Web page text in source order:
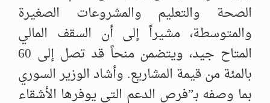
الصحة والتعليم والمشروعات الصغيرة
والمتوسطة، مشيراً إلى أن السقف المالي
المتاح جيد، ويتضمن منحاً قد تصل إلى 60
بالمئة من قيمة المشاريع. وأشاد الوزير السوري
بما وصفه بـ”فرص الدعم التي يوفرها الأشقاء